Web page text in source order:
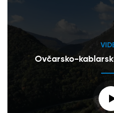
Ovčarsko-